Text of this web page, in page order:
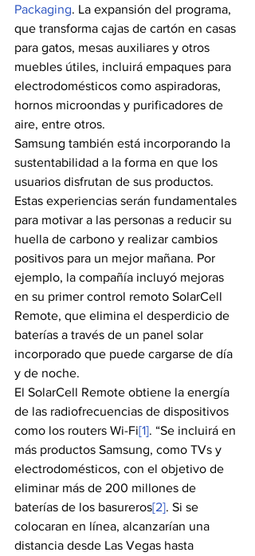
Packaging. La expansión del programa,
que transforma cajas de cartón en casas
para gatos, mesas auxiliares y otros
muebles útiles, incluirá empaques para
electrodomésticos como aspiradoras,
hornos microondas y purificadores de
aire, entre otros.
Samsung también está incorporando la
sustentabilidad a la forma en que los
usuarios disfrutan de sus productos.
Estas experiencias serán fundamentales
para motivar a las personas a reducir su
huella de carbono y realizar cambios
positivos para un mejor mañana. Por
ejemplo, la compañía incluyó mejoras
en su primer control remoto SolarCell
Remote, que elimina el desperdicio de
baterías a través de un panel solar
incorporado que puede cargarse de día
y de noche.
El SolarCell Remote obtiene la energía
de las radiofrecuencias de dispositivos
como los routers Wi-Fi[1]. “Se incluirá en
más productos Samsung, como TVs y
electrodomésticos, con el objetivo de
eliminar más de 200 millones de
baterías de los basureros[2]. Si se
colocaran en línea, alcanzarían una
distancia desde Las Vegas hasta